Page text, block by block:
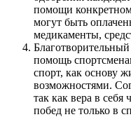
помощи
могут быть
медикаменты,
помощь
спорт, как основу
возможностями.
так как вера в себя
побед не только в